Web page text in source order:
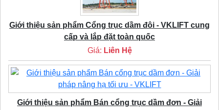
Giới thiệu sản phẩm Cổng trục dầm đôi - VKLIFT cung
cấp và lắp đặt toàn quốc
Giá: Liên Hệ
Giới thiệu sản phẩm Bán cổng trục dầm đơn - Giải